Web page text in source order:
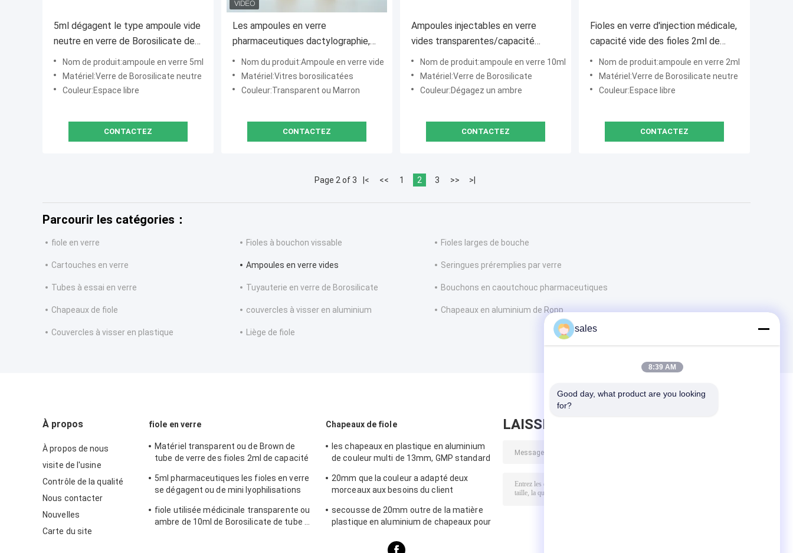
5ml dégagent le type ampoule vide
neutre en verre de Borosilicate de
C pour l'injection
Nom de produit:ampoule en verre 5ml
Matériel:Verre de Borosilicate neutre
Couleur:Espace libre
CONTACTEZ
Les ampoules en verre
pharmaceutiques dactylographie,
conteneur d'ampoule
transparent/couleur de Brown
Nom du produit:Ampoule en verre vide
Matériel:Vitres borosilicatées
Couleur:Transparent ou Marron
CONTACTEZ
Ampoules injectables en verre
vides transparentes/capacité
ambre de la couleur 10ml
Nom de produit:ampoule en verre 10ml
Matériel:Verre de Borosilicate
Couleur:Dégagez un ambre
CONTACTEZ
Fioles en verre d'injection médicale,
capacité vide des fioles 2ml de
médecine d'espace libre
Nom de produit:ampoule en verre 2ml
Matériel:Verre de Borosilicate neutre
Couleur:Espace libre
CONTACTEZ
Page 2 of 3 |< << 1 2 3 >> >|
Parcourir les catégories：
fiole en verre Fioles à bouchon vissable Fioles larges de bouche
Cartouches en verre Ampoules en verre vides Seringues préremplies par verre
Tubes à essai en verre Tuyauterie en verre de Borosilicate Bouchons en caoutchouc pharmaceutiques
Chapeaux de fiole couvercles à visser en aluminium Chapeaux en aluminium de Ropp
Couvercles à visser en plastique Liège de fiole
À propos
À propos de nous
visite de l'usine
Contrôle de la qualité
Nous contacter
Nouvelles
Carte du site
fiole en verre
Matériel transparent ou de Brown de
tube de verre des fioles 2ml de capacité
5ml pharmaceutiques les fioles en verre
se dégagent ou de mini lyophilisations
fiole utilisée médicinale transparente ou
ambre de 10ml de Borosilicate de tube de
Chapeaux de fiole
les chapeaux en plastique en aluminium
de couleur multi de 13mm, GMP standard
20mm que la couleur a adapté deux
morceaux aux besoins du client
aluminium de couverture avec l'anneau
secousse de 20mm outre de la matière
plastique en aluminium de chapeaux pour
LAISSEZ UN MESSAGE
sales
8:39 AM
Good day, what product are you looking
for?